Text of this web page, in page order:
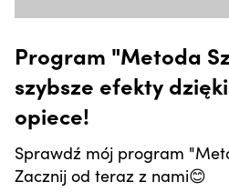
Program "Metoda
szybsze efekty
opiece!
Sprawdź mój program
Zacznij od teraz z nami😊